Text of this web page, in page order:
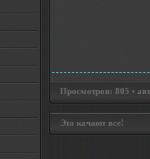
Просмотров: 805 •
Эта качают все!